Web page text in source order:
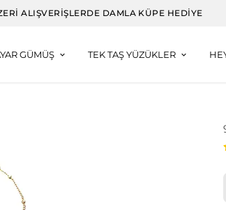
ALIŞVERIŞLERDE DAMLA KÜPE HEDIYE
GÜMÜŞ TEK TAŞ YÜZÜKLER